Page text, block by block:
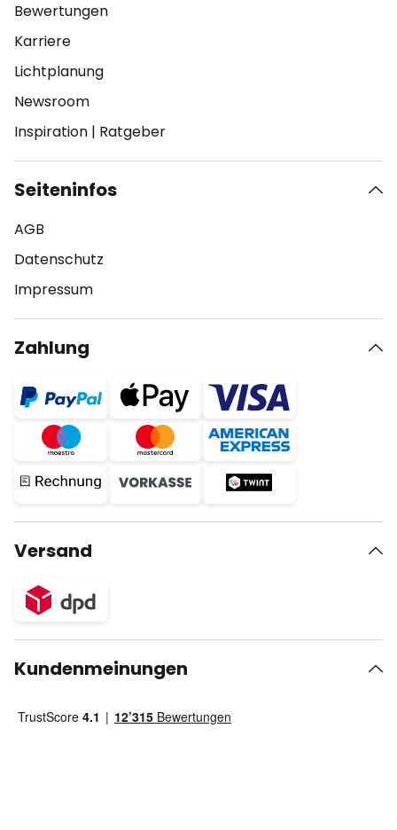
Bewertungen
Karriere
Lichtplanung
Newsroom
Inspiration | Ratgeber
Seiteninfos
AGB
Datenschutz
Impressum
Zahlung
Versand
Kundenmeinungen